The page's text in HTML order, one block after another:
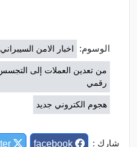
الوسوم: اخبار الامن السيبراني
رقمي
هجوم الكتروني جديد
شارك :